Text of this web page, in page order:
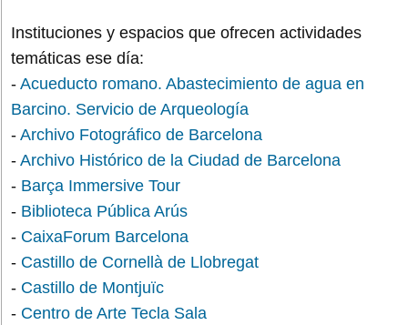
Instituciones y espacios que ofrecen actividades
temáticas ese día:
- Acueducto romano. Abastecimiento de agua en
Barcino. Servicio de Arqueología
- Archivo Fotográfico de Barcelona
- Archivo Histórico de la Ciudad de Barcelona
- Barça Immersive Tour
- Biblioteca Pública Arús
- CaixaForum Barcelona
- Castillo de Cornellà de Llobregat
- Castillo de Montjuïc
- Centro de Arte Tecla Sala